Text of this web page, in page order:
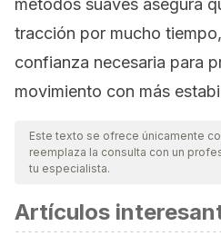
métodos suaves asegura
tracción por mucho
confianza necesaria para
movimiento con más
Este texto se ofrece únicamente
reemplaza la consulta con un
tu especialista.
Artículos